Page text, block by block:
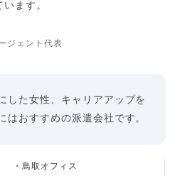
ます。
ジェント代表
した女性、キャリアアップを
はおすすめの派遣会社です。
・鳥取オフィス